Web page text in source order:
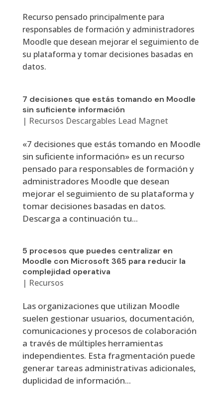
Recurso pensado principalmente para
responsables de formación y administradores
Moodle que desean mejorar el seguimiento de
su plataforma y tomar decisiones basadas en
datos.
7 decisiones que estás tomando en Moodle
sin suficiente información
| Recursos Descargables Lead Magnet
«7 decisiones que estás tomando en Moodle
sin suficiente información» es un recurso
pensado para responsables de formación y
administradores Moodle que desean
mejorar el seguimiento de su plataforma y
tomar decisiones basadas en datos.
Descarga a continuación tu...
5 procesos que puedes centralizar en
Moodle con Microsoft 365 para reducir la
complejidad operativa
| Recursos
Las organizaciones que utilizan Moodle
suelen gestionar usuarios, documentación,
comunicaciones y procesos de colaboración
a través de múltiples herramientas
independientes. Esta fragmentación puede
generar tareas administrativas adicionales,
duplicidad de información...